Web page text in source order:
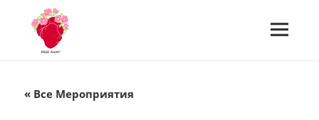
« Все Мероприятия